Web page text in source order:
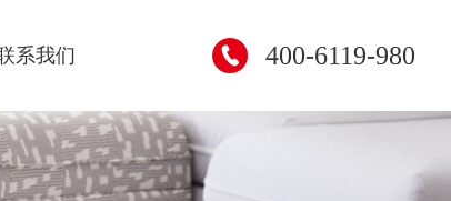
系我们 400-6119-980